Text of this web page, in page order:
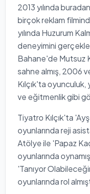
2013 yılında
birçok reklam
yılında Huzurum
deneyimini
Bahane'de Mutsuz
sahne almış, 2006
Kılçık'ta oyunculuk,
ve eğitmenlik gibi
Tiyatro Kılçık'ta
oyunlarında reji
Atölye ile 'Papaz
oyunlarında
'Tanıyor
oyunlarında rol